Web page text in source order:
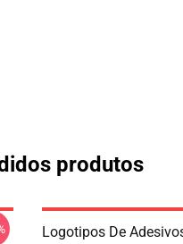
produtos
Logotipos De